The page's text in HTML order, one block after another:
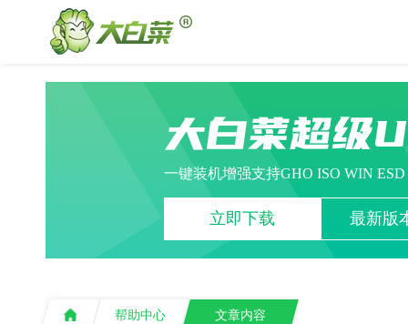
大白菜超级
一键装机增强支持GHO ISO WIN
立即下载 最新版
帮助中心 文章内容